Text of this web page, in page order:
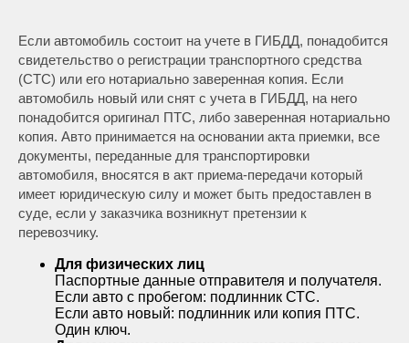
Если автомобиль состоит на учете в ГИБДД, понадобится
свидетельство о регистрации транспортного средства
(СТС) или его нотариально заверенная копия. Если
автомобиль новый или снят с учета в ГИБДД, на него
понадобится оригинал ПТС, либо заверенная нотариально
копия. Авто принимается на основании акта приемки, все
документы, переданные для транспортировки
автомобиля, вносятся в акт приема-передачи который
имеет юридическую силу и может быть предоставлен в
суде, если у заказчика возникнут претензии к
перевозчику.
Для физических лиц
Паспортные данные отправителя и получателя.
Если авто с пробегом: подлинник СТС.
Если авто новый: подлинник или копия ПТС.
Один ключ.